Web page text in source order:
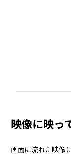
映像に映っ
画面に流れた映像